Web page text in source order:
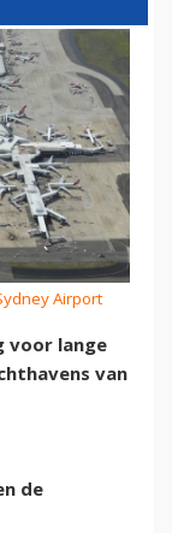
Airport
voor lange
van
de